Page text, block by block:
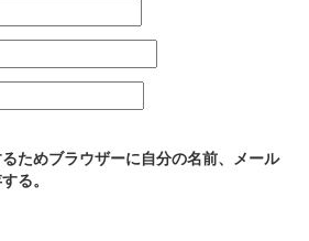
ためブラウザーに自分の名前、メール
る。